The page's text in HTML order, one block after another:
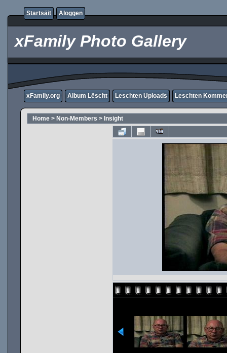
Startsäit Aloggen
xFamily Photo Gallery
xFamily.org Album Lëscht Leschten Uploads Leschten
Home > Non-Members > Insight